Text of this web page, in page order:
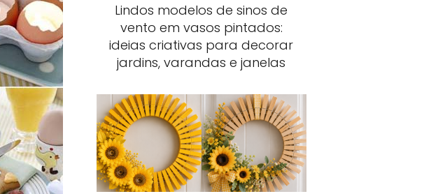
Lindos modelos de sinos de
vento em vasos pintados:
ideias criativas para decorar
jardins, varandas e janelas